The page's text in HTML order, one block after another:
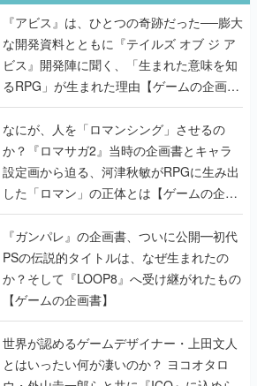
『アビス』は、ひとつの奇跡だった──膨大
な開発資料とともに『テイルズ オブ ジ ア
ビス』開発陣に聞く、「生まれた意味を知
るRPG」が生まれた理由【ゲームの企画
書】
なにが、人を「ロマンシング」させるの
か？『ロマサガ2』当時の企画書とキャラ
設定画から迫る、河津秋敏がRPGに生み出
した「ロマン」の正体とは【ゲームの企画
書】
『ガンパレ』の企画書、ついに公開━初代
PSの伝説的タイトルは、なぜ生まれたの
か？そして『LOOP8』へ受け継がれたもの
【ゲームの企画書】
世界が認めるゲームデザイナー・上田文人
とはいったい何が凄いのか？ ヨコオタロ